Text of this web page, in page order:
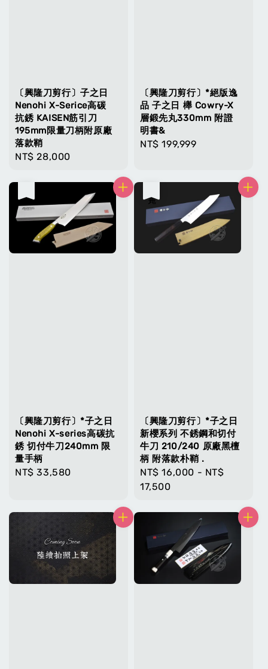
〔興隆刀剪行〕子之日
Nenohi X-Serice高碳
抗銹 KAISEN筋引刀
195mm限量刀柄附原廠
落款鞘
Regular
NT$ 28,000
〔興隆刀剪行〕*絕版逸
品 子之日 櫸 Cowry-X
層鍛先丸330mm 附證
明書&
Regular
NT$ 199,999
〔興隆刀剪行〕*子之日
Nenohi X-series高碳抗
銹 切付牛刀240mm 限
量手柄
Regular
NT$ 33,580
〔興隆刀剪行〕*子之日
新櫻系列 不銹鋼和切付
牛刀 210/240 原廠黑檀
柄 附落款朴鞘 .
Regular
price
NT$ 16,000 - NT$
17,500